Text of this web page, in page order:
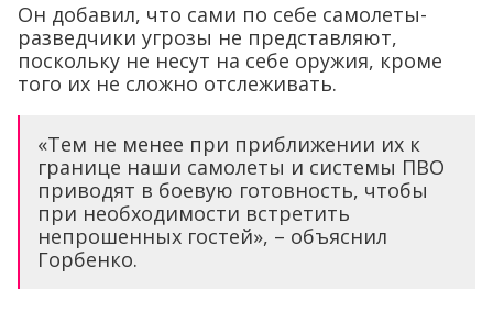
Он добавил, что сами по себе самолеты-
разведчики угрозы не представляют,
поскольку не несут на себе оружия, кроме
того их не сложно отслеживать.
«Тем не менее при приближении их к
границе наши самолеты и системы ПВО
приводят в боевую готовность, чтобы
при необходимости встретить
непрошенных гостей», – объяснил
Горбенко.